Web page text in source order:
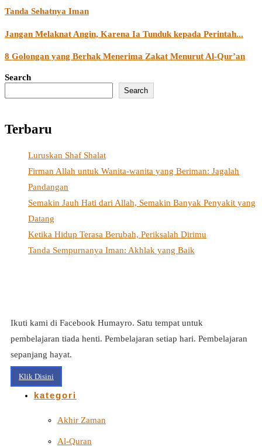
Tanda Sehatnya Iman
Jangan Melaknat Angin, Karena Ia Tunduk kepada Perintah...
8 Golongan yang Berhak Menerima Zakat Menurut Al-Qur’an
Search
Search
Terbaru
Luruskan Shaf Shalat
Firman Allah untuk Wanita-wanita yang Beriman: Jagalah
Pandangan
Semakin Jauh Hati dari Allah, Semakin Banyak Penyakit yang
Datang
Ketika Hidup Terasa Berubah, Periksalah Dirimu
Tanda Sempurnanya Iman: Akhlak yang Baik
Ikuti kami di Facebook Humayro. Satu tempat untuk
pembelajaran tiada henti. Pembelajaran setiap hari. Pembelajaran
sepanjang hayat.
Klik Disini
kategori
Akhir Zaman
Al-Quran